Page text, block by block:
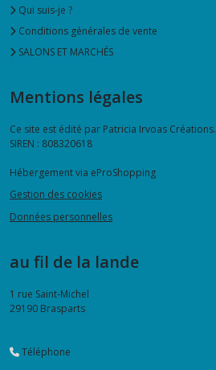
Qui suis-je ?
Conditions générales de vente
SALONS ET MARCHÉS
Mentions légales
Ce site est édité par Patricia Irvoas Créations.
SIREN : 808320618
Hébergement via eProShopping
Gestion des cookies
Données personnelles
au fil de la lande
1 rue Saint-Michel
29190 Brasparts
Téléphone